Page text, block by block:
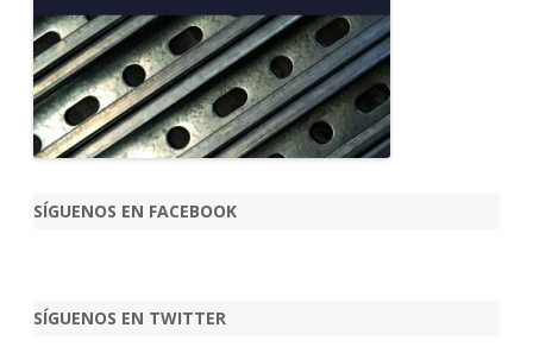
SÍGUENOS EN FACEBOOK
SÍGUENOS EN TWITTER